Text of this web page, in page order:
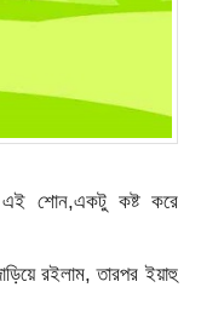
এই শোন,একটু কষ্ট করে
রইলাম, তারপর ইয়াহু